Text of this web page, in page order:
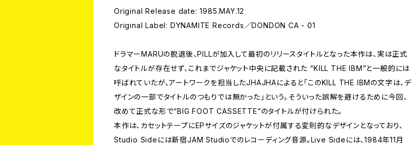
Original Release date: 1985.MAY.12
Original Label: DYNAMITE Records／DONDON CA - 01
ドラマーMARUの脱退後、PILLが加入して最初のリリースタイトルとなった本作は、実は正式
なタイトルが存在せず、これまでジャケット中央に記載された “KILL THE IBM”と一般的には
呼ばれていたが、アートワークを担当したJHAJHAによると「このKILL THE IBMの文字は、デ
ザインの一部でタイトルのつもりでは無かった」という。そういった誤解を避けるために今回、
改めて正式な形で“BIG FOOT CASSETTE”のタイトルが付けられた。
本作は、カセットテープにEPサイズのジャケットが付属する変則的なデザインとなっており、
Studio Sideには新宿JAM Studioでのレコーディング音源。Live Sideには、1984年11月